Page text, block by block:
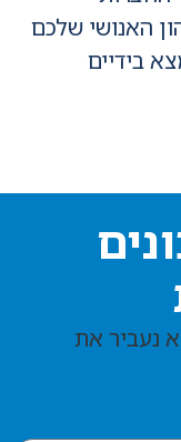
האנושי שלכם
בידיים
נעביר את